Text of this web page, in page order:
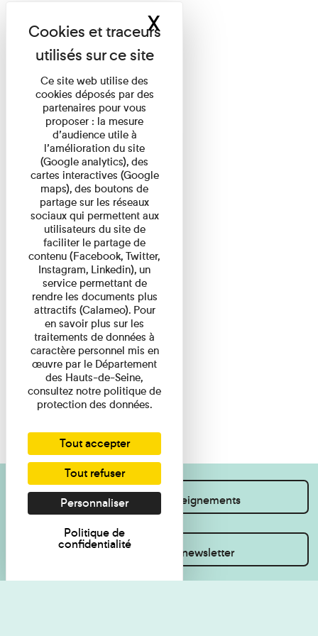
Je souhaite des renseignements
Inscrivez-vous à la newsletter
Ce site web utilise des
cookies déposés par des
partenaires pour vous
proposer : la mesure
d’audience utile à
l’amélioration du site
(Google analytics), des
cartes interactives (Google
maps), des boutons de
partage sur les réseaux
sociaux qui permettent aux
utilisateurs du site de
faciliter le partage de
contenu (Facebook, Twitter,
Instagram, Linkedin), un
service permettant de
rendre les documents plus
attractifs (Calameo). Pour
en savoir plus sur les
traitements de données à
caractère personnel mis en
œuvre par le Département
des Hauts-de-Seine,
consultez notre politique de
protection des données.
Tout accepter
Tout refuser
Personnaliser
Politique de
confidentialité
XMasquer le